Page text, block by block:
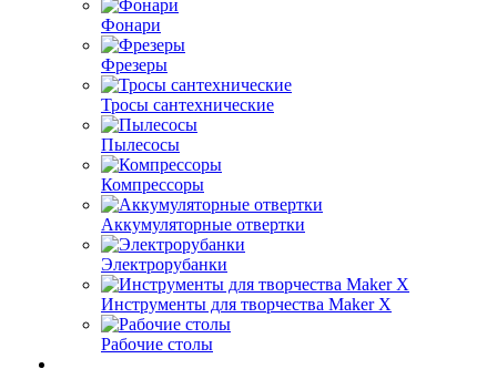
Фонари
Фрезеры
Тросы сантехнические
Пылесосы
Компрессоры
Аккумуляторные отвертки
Электрорубанки
Инструменты для творчества Maker X
Рабочие столы